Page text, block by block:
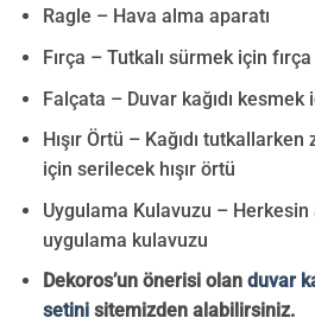
Ragle – Hava alma aparatı
Fırça – Tutkalı sürmek için fırça
Falçata – Duvar kağıdı kesmek
Hışır Örtü – Kağıdı
için serilecek hışır örtü
Uygulama Kulavuzu –
uygulama kulavuzu
Dekoros’un önerisi olan duvar
setinisitemizden alabilirsiniz.